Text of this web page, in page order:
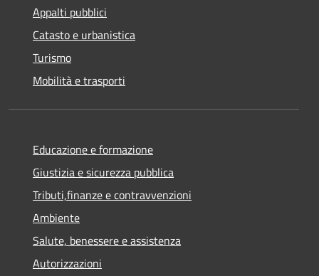
Appalti pubblici
Catasto e urbanistica
Turismo
Mobilità e trasporti
Educazione e formazione
Giustizia e sicurezza pubblica
Tributi,finanze e contravvenzioni
Ambiente
Salute, benessere e assistenza
Autorizzazioni